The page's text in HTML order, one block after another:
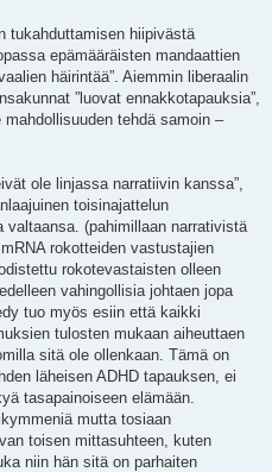
tukahduttamisen hiipivästä
epämääräisten mandaattien
häirintää”. Aiemmin liberaalin
”luovat ennakkotapauksia”,
tehdä samoin –
ole linjassa narratiivin kanssa”,
toisinajattelun
(pahimillaan narrativistä
rokotteiden vastustajien
rokotevastaisten olleen
vahingollisia johtaen jopa
tuo myös esiin että kaikki
tulosten mukaan aiheuttaen
sitä ole ollenkaan. Tämä on
läheisen ADHD tapauksen, ei
tasapainoiseen elämään.
mutta tosiaan
toisen mittasuhteen, kuten
niin hän sitä on parhaiten